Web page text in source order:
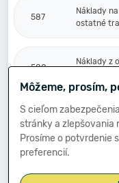
587
Náklady na
ostatné
588
Náklady z
589
Náklady z
budúceho
príjmov
Účtové
Môžeme, prosím,
S cieľom
stránky a zlepšovania
Prosíme o potvrdenie
preferencií.